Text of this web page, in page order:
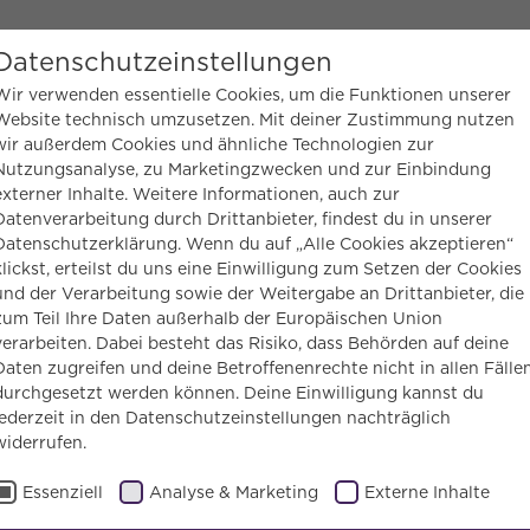
MITMACHENUNTERSTÜTZENBLOG
Sprache
Wirkung Wirkung Essen entdecken!
Essen entdecken!
im Supermarkt? Essen Bienen Honig?
unserem kostenfreien Bildungsprogramm
verwenden essentielle Cookies, um die Funktionen unserer
technisch umzusetzen. Mit deiner Zustimmung nutzen
außerdem Cookies und ähnliche Technologien zur
zu Marketingzwecken und zur Einbindung
Inhalte. Weitere Informationen, auch zur
durch Drittanbieter, findest du in unserer
Wenn du auf „Alle Cookies akzeptieren“
erteilst du uns eine Einwilligung zum Setzen der Cookies
der Verarbeitung sowie der Weitergabe an Drittanbieter, die
Teil Ihre Daten außerhalb der Europäischen Union
Dabei besteht das Risiko, dass Behörden auf deine
zugreifen und deine Betroffenenrechte nicht in allen
werden können. Deine Einwilligung kannst du
in den Datenschutzeinstellungen nachträglich
Essenziell Analyse & Marketing Externe Inhalte